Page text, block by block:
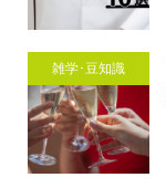
雑学･豆知識